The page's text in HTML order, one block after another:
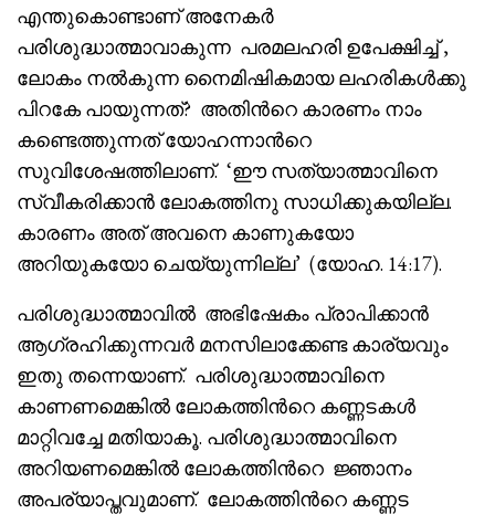
എന്തുകൊണ്ടാണ് അനേകർ
പരിശുദ്ധാത്മാവാകുന്ന പരമലഹരി ഉപേക്ഷിച്ച് ,
ലോകം നൽകുന്ന നൈമിഷികമായ ലഹരികൾക്കു
പിറകേ പായുന്നത്? അതിൻറെ കാരണം നാം
കണ്ടെത്തുന്നത് യോഹന്നാൻറെ
സുവിശേഷത്തിലാണ്. ‘ഈ സത്യാത്മാവിനെ
സ്വീകരിക്കാൻ ലോകത്തിനു സാധിക്കുകയില്ല.
കാരണം അത് അവനെ കാണുകയോ
അറിയുകയോ ചെയ്യുന്നില്ല’ (യോഹ. 14:17).
പരിശുദ്ധാത്മാവിൽ അഭിഷേകം പ്രാപിക്കാൻ
ആഗ്രഹിക്കുന്നവർ മനസിലാക്കേണ്ട കാര്യവും
ഇതു തന്നെയാണ്. പരിശുദ്ധാത്മാവിനെ
കാണണമെങ്കിൽ ലോകത്തിൻറെ കണ്ണടകൾ
മാറ്റിവച്ചേ മതിയാകൂ. പരിശുദ്ധാത്മാവിനെ
അറിയണമെങ്കിൽ ലോകത്തിൻറെ ജ്ഞാനം
അപര്യാപ്തവുമാണ്. ലോകത്തിൻറെ കണ്ണട